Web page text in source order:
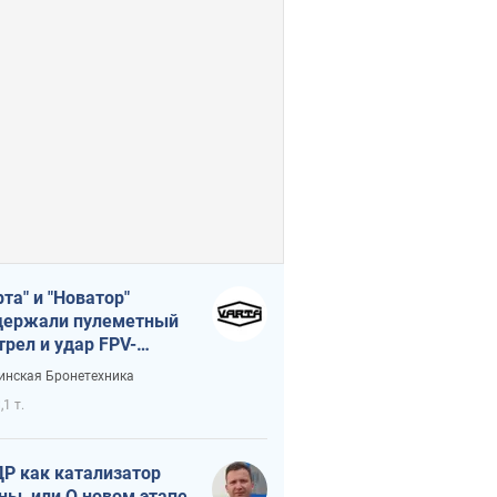
и "Новатор"
пулеметный
и удар FPV-
сохранив жизнь
Бронетехника
т.
как катализатор